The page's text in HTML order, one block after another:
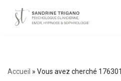
Aller
Accueil » Vous avez cherché